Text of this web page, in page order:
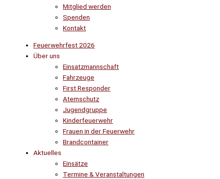
Mitglied werden
Spenden
Kontakt
Feuerwehrfest 2026
Über uns
Einsatzmannschaft
Fahrzeuge
First Responder
Atemschutz
Jugendgruppe
Kinderfeuerwehr
Frauen in der Feuerwehr
Brandcontainer
Aktuelles
Einsätze
Termine & Veranstaltungen